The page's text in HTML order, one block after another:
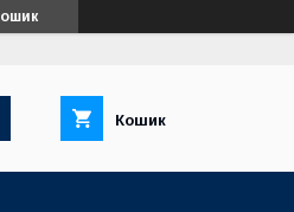
Кошик